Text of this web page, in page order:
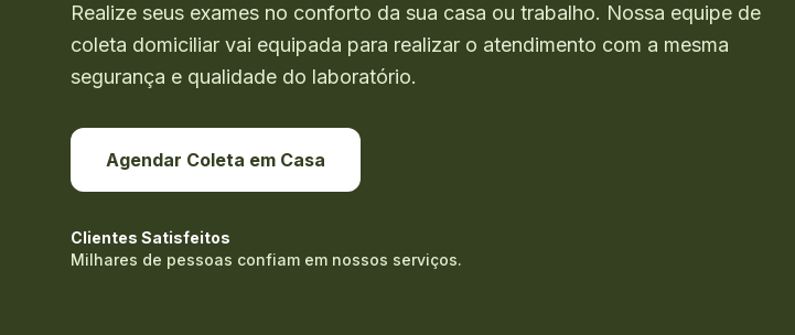
Realize seus exames no conforto da sua casa ou trabalho. Nossa equipe de
coleta domiciliar vai equipada para realizar o atendimento com a mesma
segurança e qualidade do laboratório.
Agendar Coleta em Casa
Clientes Satisfeitos
Milhares de pessoas confiam em nossos serviços.